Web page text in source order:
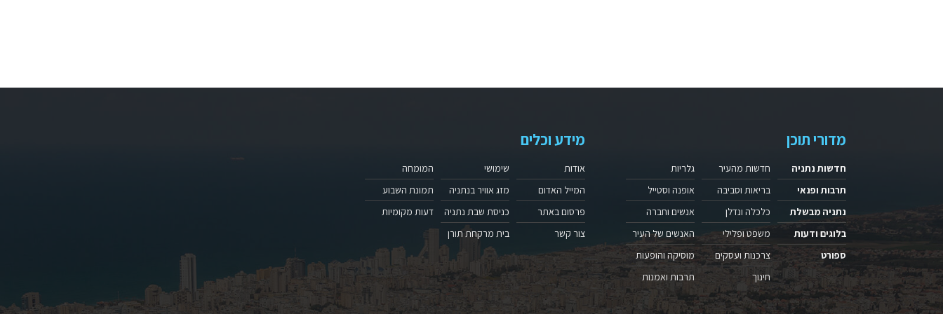
מדורי תוכן
חדשות נתניה
תרבות ופנאי
נתניה מבשלת
בלוגים ודעות
ספורט
חדשות מהעיר
בריאות וסביבה
כלכלה ונדלן
משפט ופלילי
צרכנות ועסקים
חינוך
גלריות
אופנה וסטייל
אנשים וחברה
האנשים של העיר
מוסיקה והופעות
תרבות ואמנות
מידע וכלים
אודות
המייל האדום
פרסום באתר
צור קשר
שימושי
מזג אוויר בנתניה
כניסת שבת נתניה
בית מרקחת תורן
המומחה
תמונת השבוע
דעות מקומיות